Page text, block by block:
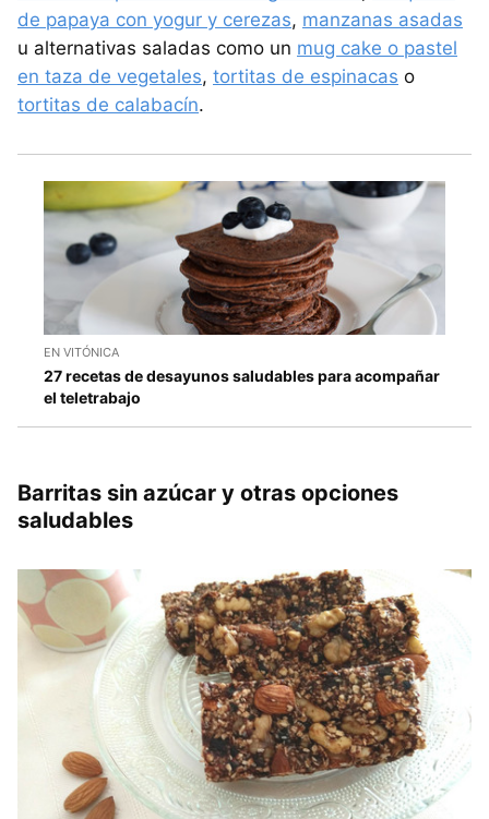
de papaya con yogur y cerezas, manzanas asadas
u alternativas saladas como un mug cake o pastel
en taza de vegetales, tortitas de espinacas o
tortitas de calabacín.
EN VITÓNICA
27 recetas de desayunos saludables para acompañar
el teletrabajo
Barritas sin azúcar y otras opciones
saludables